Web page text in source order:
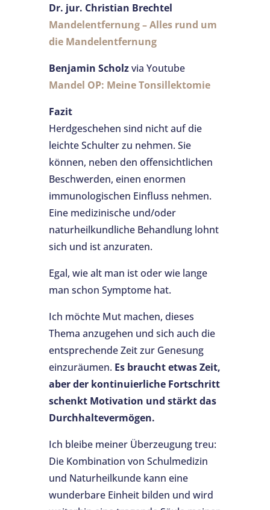
Dr. jur. Christian Brechtel
Mandelentfernung – Alles rund um
die Mandelentfernung
Benjamin Scholzvia Youtube
Mandel OP: Meine Tonsillektomie
Fazit
Herdgeschehen sind nicht auf die
leichte Schulter zu nehmen. Sie
können, neben den offensichtlichen
Beschwerden, einen enormen
immunologischen Einfluss nehmen.
Eine medizinische und/oder
naturheilkundliche Behandlung lohnt
sich und ist anzuraten.
Egal, wie alt man ist oder wie lange
man schon Symptome hat.
Ich möchte Mut machen, dieses
Thema anzugehen und sich auch die
entsprechende Zeit zur Genesung
einzuräumen. Es braucht etwas Zeit,
aber der kontinuierliche Fortschritt
schenkt Motivation und stärkt das
Durchhaltevermögen.
Ich bleibe meiner Überzeugung treu:
Die Kombination von Schulmedizin
und Naturheilkunde kann eine
wunderbare Einheit bilden und wird